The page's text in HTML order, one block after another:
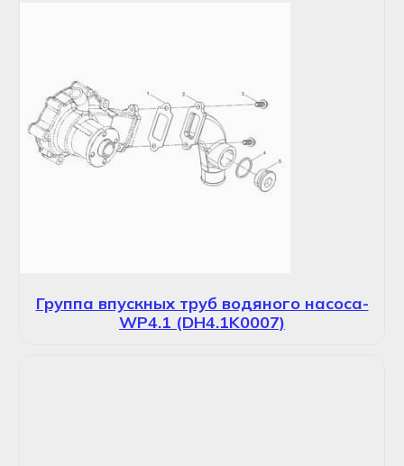
Группа впускных труб водяного насоса-
WP4.1 (DH4.1K0007)